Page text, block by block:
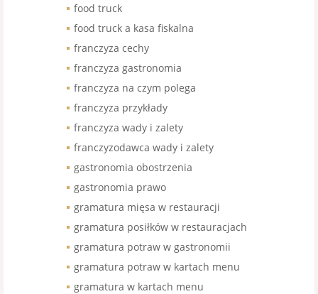
food truck
food truck a kasa fiskalna
franczyza cechy
franczyza gastronomia
franczyza na czym polega
franczyza przykłady
franczyza wady i zalety
franczyzodawca wady i zalety
gastronomia obostrzenia
gastronomia prawo
gramatura mięsa w restauracji
gramatura posiłków w restauracjach
gramatura potraw w gastronomii
gramatura potraw w kartach menu
gramatura w kartach menu